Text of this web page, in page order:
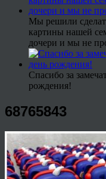
Мы решили
картины нашей
дочери и мы не
Спасибо за
рождения!
68765843